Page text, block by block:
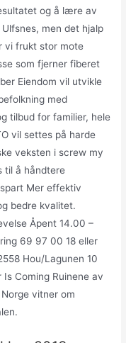
og å lære av
men det hjalp
vi frukt stor mote
som fjerner fiberet
Eiendom vil utvikle
med
tilbud for familier, hele
vil settes på harde
veksten i screw my
til å håndtere
Mer effektiv
bedre kvalitet.
Åpent 14.00 –
69 97 00 18 eller
Hou/Lagunen 10
Coming Ruinene av
vitner om